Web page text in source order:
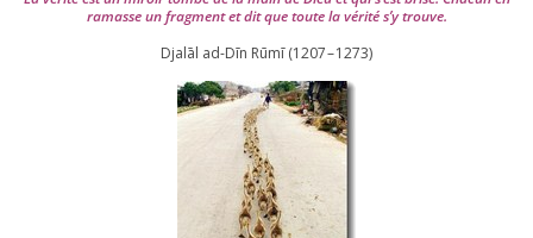
ramasse un frag­ment et dit que toute la véri­té s’y trouve.
Djalāl ad-Dīn Rūmī (1207–1273)